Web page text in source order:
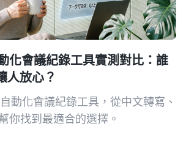
化會議紀錄工具實測對比：誰
人放心？
動化會議紀錄工具，從中文轉寫、
你找到最適合的選擇。